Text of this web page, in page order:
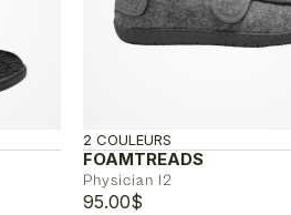
FOAMTREADS
Physician l2
2 COULEURS
95.00$